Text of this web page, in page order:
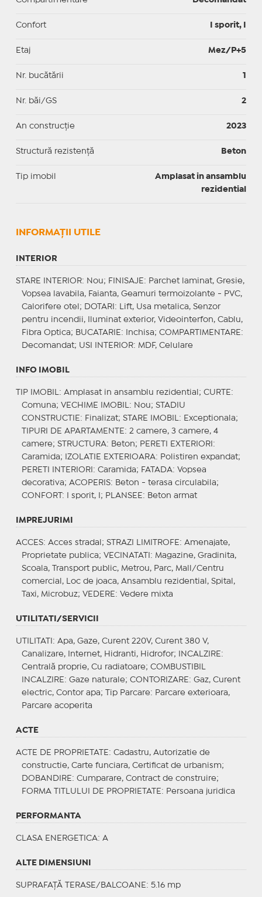
Confort I sporit, I
Etaj Mez/P+5
Nr. bucătării 1
Nr. băi/GS 2
An construcție 2023
Structură rezistență Beton
Tip imobil
Amplasat in ansamblu
rezidential
INFORMAŢII UTILE
INTERIOR
STARE INTERIOR: Nou; FINISAJE : Parchet laminat, Gresie,
Vopsea lavabila, Faianta, Geamuri termoizolante - PVC,
Calorifere otel;
DOTARI : Lift, Usa metalica, Senzor
pentru incendii, Iluminat exterior, Videointerfon, Cablu,
Fibra Optica; BUCATARIE : Inchisa; COMPARTIMENTARE :
Decomandat; USI INTERIOR: MDF, Celulare
INFO IMOBIL
TIP IMOBIL : Amplasat in ansamblu rezidential; CURTE :
Comuna; VECHIME IMOBIL : Nou; STADIU
CONSTRUCTIE : Finalizat; STARE IMOBIL : Exceptionala;
TIPURI DE APARTAMENTE : 2 camere, 3 camere, 4
camere; STRUCTURA: Beton; PERETI EXTERIORI :
Caramida;
IZOLATIE EXTERIOARA: Polistiren expandat;
PERETI INTERIORI : Caramida; FATADA: Vopsea
decorativa; ACOPERIS: Beton - terasa circulabila;
CONFORT : I sporit, I; PLANSEE : Beton armat
IMPREJURIMI
ACCES: Acces stradal; STRAZI LIMITROFE : Amenajate,
Proprietate publica; VECINATATI : Magazine, Gradinita,
Scoala, Transport public, Metrou, Parc, Mall/Centru
comercial, Loc de joaca, Ansamblu rezidential, Spital,
Taxi, Microbuz; VEDERE : Vedere mixta
UTILITATI/SERVICII
UTILITATI : Apa, Gaze, Curent 220V, Curent 380 V,
Canalizare, Internet, Hidranti, Hidrofor;
INCALZIRE :
Centrală proprie, Cu radiatoare; COMBUSTIBIL
INCALZIRE : Gaze naturale; CONTORIZARE : Gaz, Curent
electric, Contor apa;
Tip Parcare: Parcare exterioara,
Parcare acoperita
ACTE
ACTE DE PROPRIETATE : Cadastru, Autorizatie de
constructie, Carte funciara, Certificat de urbanism;
DOBANDIRE : Cumparare, Contract de construire;
FORMA TITLULUI DE PROPRIETATE : Persoana juridica
PERFORMANTA
CLASA ENERGETICA: A
ALTE DIMENSIUNI
SUPRAFAȚĂ TERASE/BALCOANE: 5.16 mp